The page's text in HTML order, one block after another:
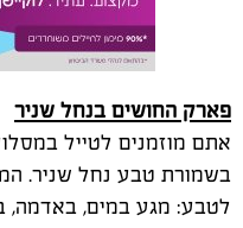
אתם מוזמנים לטייל
בשמורת טבע נחל שניר.
חיות הבר.
אורך
מייצג בעל חיים שחי
ונקפוץ לביקור בביתו של